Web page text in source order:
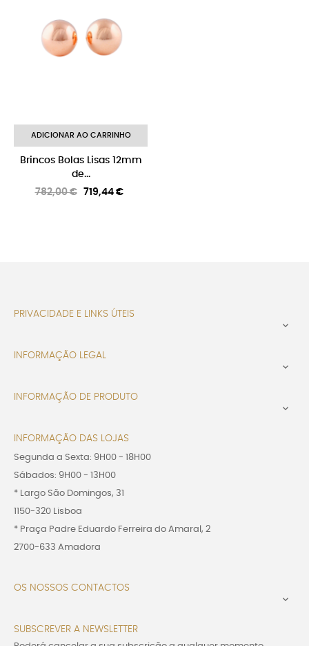
ADICIONAR AO CARRINHO
Brincos Bolas Lisas 12mm
de...
Preço
782,00 € Preço
719,44 €
PRIVACIDADE E LINKS ÚTEIS

INFORMAÇÃO LEGAL

INFORMAÇÃO DE PRODUTO

INFORMAÇÃO DAS LOJAS
Segunda a Sexta: 9H00 - 18H00
Sábados: 9H00 - 13H00
* Largo São Domingos, 31
1150-320 Lisboa
* Praça Padre Eduardo Ferreira do Amaral, 2
2700-633 Amadora
OS NOSSOS CONTACTOS

SUBSCREVER A NEWSLETTER